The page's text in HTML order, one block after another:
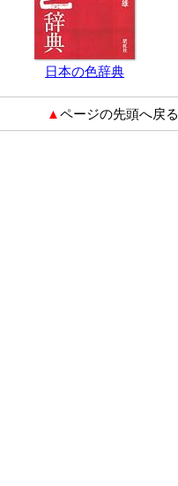
日本の色辞典
▲ページの先頭へ戻る